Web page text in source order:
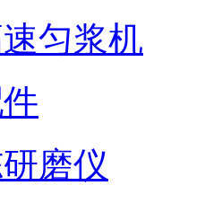
匀浆机
磨仪